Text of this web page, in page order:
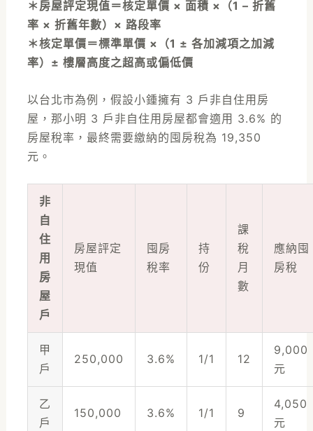
＊房屋評定現值＝核定單價 × 面積 ×（1 – 折舊
率 × 折舊年數）× 路段率
＊核定單價＝標準單價 ×（1 ± 各加減項之加減
率）± 樓層高度之超高或偏低價
以台北市為例，假設小鍾擁有 3 戶非自住用房
屋，那小明 3 戶非自住用房屋都會適用 3.6% 的
房屋稅率，最終需要繳納的囤房稅為 19,350
元。
非
自
住
用
房
屋
戶
房屋評定
現值
囤房
稅率
持
份
課
稅
月
數
應納囤
房稅
甲
戶
250,000 3.6% 1/1 12
9,000
元
乙
戶
150,000 3.6% 1/1 9
4,050
元